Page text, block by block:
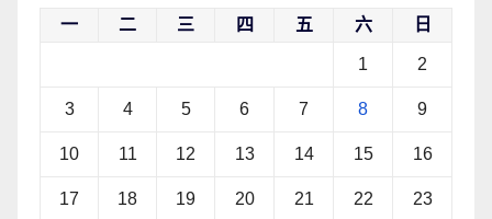
一 二 三 四 五 六 日
1 2
3 4 5 6 7 8 9
10 11 12 13 14 15 16
17 18 19 20 21 22 23